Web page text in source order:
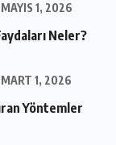
MAYIS 1, 2026
Neler?
MART 1, 2026
Yöntemler